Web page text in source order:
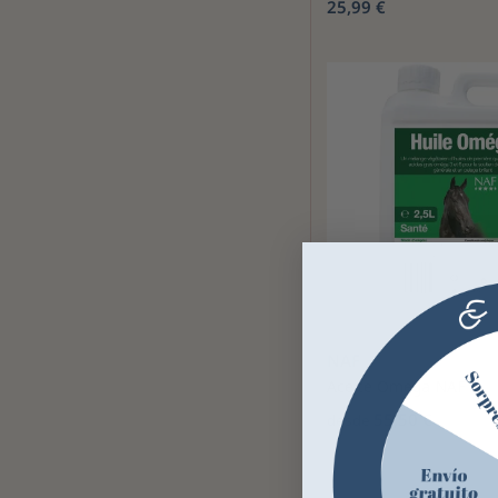
25,99 €
Aceite Omega NAF
desde 55,50 €